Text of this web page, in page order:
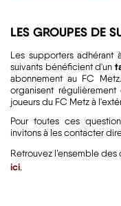
LES GROUPES DE
Les supporters
suivants bénéficient d'un
abonnement au FC
organisent régulièrement
joueurs du FC Metz à
Pour toutes ces
invitons à les contacter
Retrouvez l’ensemble
ici.